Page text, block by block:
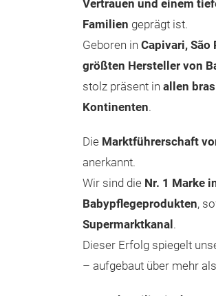
Vertrauen und einem
Familien geprägt ist.
Geboren in Capivari, São
größten Hersteller von
stolz präsent in allen
Kontinenten.
Die Marktführerschaft
anerkannt.
Wir sind die Nr. 1 Marke
Babypflegeprodukten,
Supermarktkanal .
Dieser Erfolg spiegelt
– aufgebaut über mehr